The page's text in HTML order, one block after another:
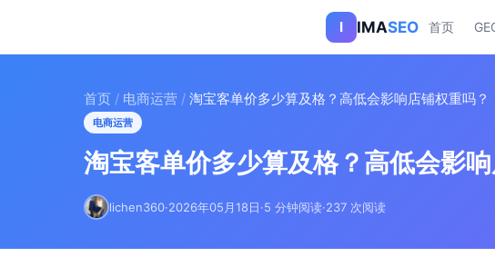
I IMASEO 首页
首页 / 电商运营 / 淘宝客单价多少算及格？高低会影响店铺权重吗？
电商运营
淘宝客单价多少算及格？高低会影
lichen360·2026年05月18日·5 分钟阅读·237 次阅读